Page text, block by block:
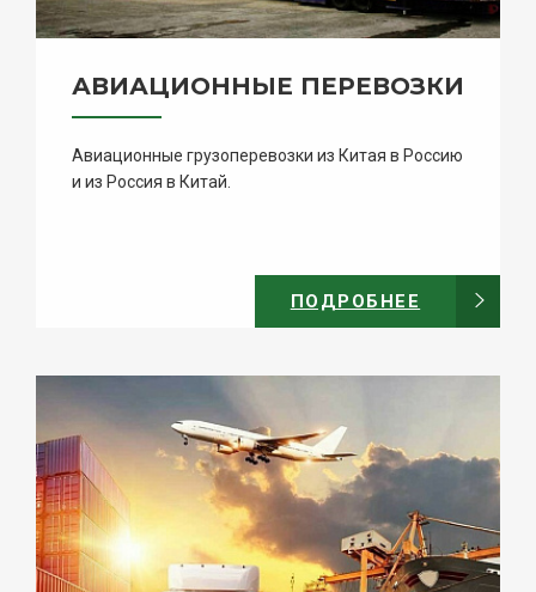
АВИАЦИОННЫЕ ПЕРЕВОЗКИ
Авиационные грузоперевозки из Китая в Россию
и из Россия в Китай.
ПОДРОБНЕЕ